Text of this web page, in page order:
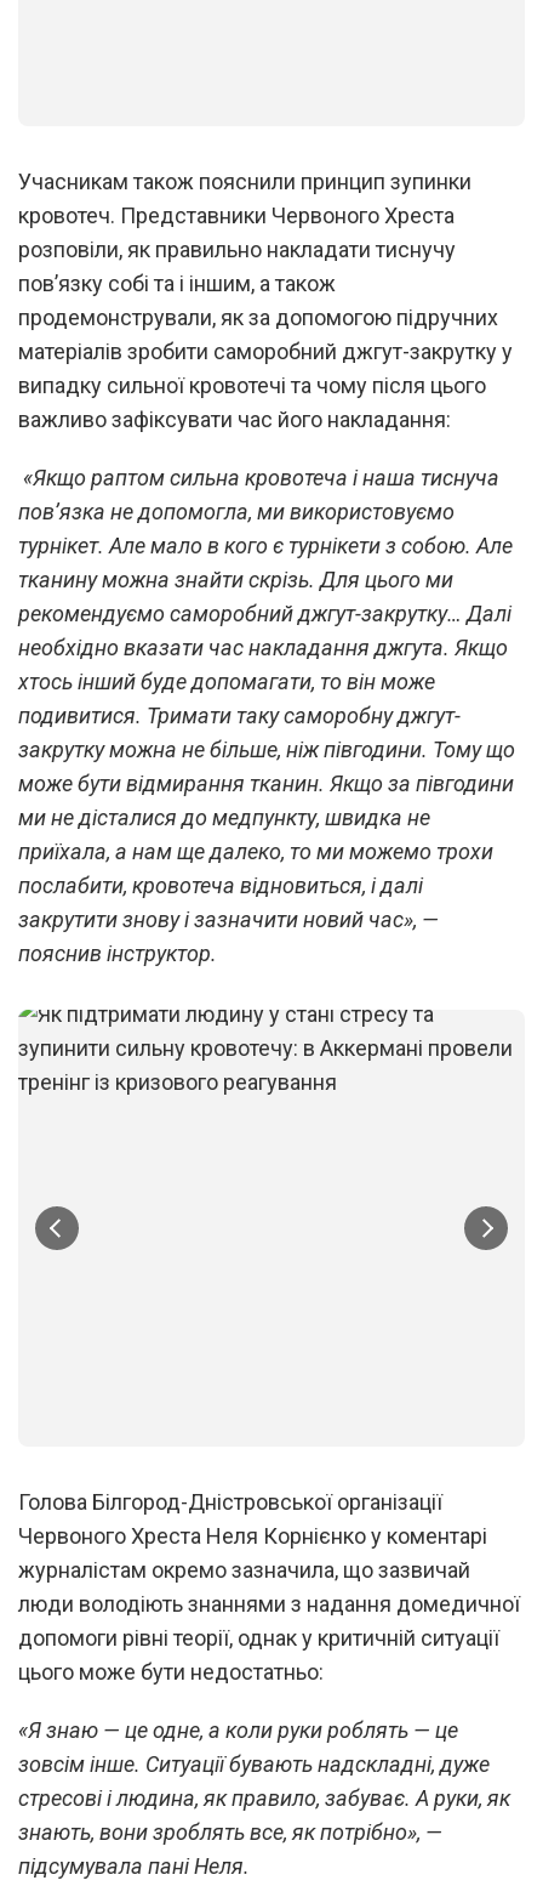
Учасникам також пояснили принцип зупинки
кровотеч. Представники Червоного Хреста
розповіли, як правильно накладати тиснучу
пов’язку собі та і іншим, а також
продемонстрували, як за допомогою підручних
матеріалів зробити саморобний джгут-закрутку у
випадку сильної кровотечі та чому після цього
важливо зафіксувати час його накладання:
«Якщо раптом сильна кровотеча і наша тиснуча
пов’язка не допомогла, ми використовуємо
турнікет. Але мало в кого є турнікети з собою. Але
тканину можна знайти скрізь. Для цього ми
рекомендуємо саморобний джгут-закрутку… Далі
необхідно вказати час накладання джгута. Якщо
хтось інший буде допомагати, то він може
подивитися. Тримати таку саморобну джгут-
закрутку можна не більше, ніж півгодини. Тому що
може бути відмирання тканин. Якщо за півгодини
ми не дісталися до медпункту, швидка не
приїхала, а нам ще далеко, то ми можемо трохи
послабити, кровотеча відновиться, і далі
закрутити знову і зазначити новий час», —
пояснив інструктор.
Голова Білгород-Дністровської організації
Червоного Хреста Неля Корнієнко у коментарі
журналістам окремо зазначила, що зазвичай
люди володіють знаннями з надання домедичної
допомоги рівні теорії, однак у критичній ситуації
цього може бути недостатньо:
«Я знаю — це одне, а коли руки роблять — це
зовсім інше. Ситуації бувають надскладні, дуже
стресові і людина, як правило, забуває. А руки, як
знають, вони зроблять все, як потрібно», —
підсумувала пані Неля.